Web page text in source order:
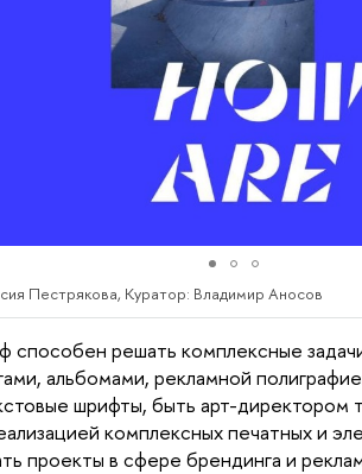
Пестрякова, Куратор: Владимир Аносов
способен решать комплексные
альбомами, рекламной
шрифты, быть арт-директором
комплексных печатных и
проекты в сфере брендинга и